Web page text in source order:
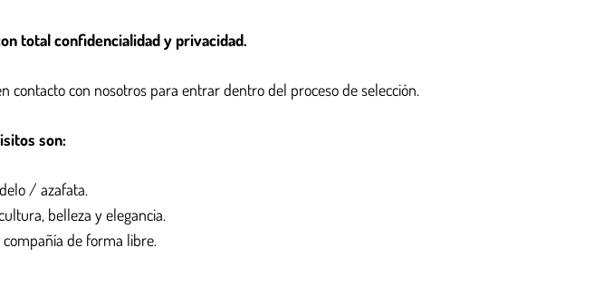
total confidencialidad y privacidad.
contacto con nosotros para entrar dentro del proceso de selección.
son:
/ azafata.
belleza y elegancia.
de forma libre.